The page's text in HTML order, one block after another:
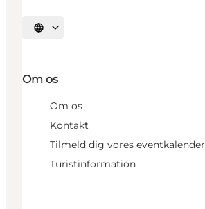
Vælg sprog
Om os
Om os
Kontakt
Tilmeld dig vores eventkalender
Turistinformation